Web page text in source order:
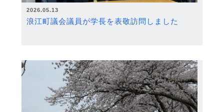
2026.05.13
浪江町議会議員が学長を表敬訪問しました